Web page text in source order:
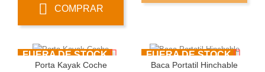
COMPRAR
FUERA DE STOCK
Porta Kayak Coche
FUERA DE STOCK
Baca Portatil Hinchable